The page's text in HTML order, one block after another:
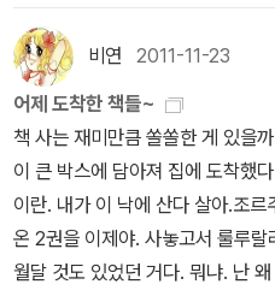
작을 벌써 90% 읽었다. 디버 작품
나.짓들은 안 했으면 하는 바람이다
하는 생각은 든다. 그리고 이 세상
남들이 모두 꺼려하고 두려워하는
떻게 봐야 할까. 라고 생각해 본다
현실과 다르다. 그냥 영화나 드라
현명하다. 사실 나도 그러고 있으
의 인간들에게도 동정이 가고, 때
인에게 어떠한 식으로든 피해를 주
피디하게 진행되는 맛이 일품입
고 할 수 있겠네요. 존 카첸바크
된 <어느 미친 사내의 고백><애
임에도 더 탄탄하고 세련된 맛이
사건에 대한 재판과 독일군과 미
다. 카첸바크를 싫어하는 사람도,
는 <하트의 전쟁>! 작년 상반
스릴러 <백설공주에게 죽음을>
망할지도 모릅니다. 강인한 남자
비연 2011-11-23
어제 도착한 책들~
책 사는 재미만큼 쏠쏠한 게 있을
이 큰 박스에 담아져 집에 도착했
이란. 내가 이 낙에 산다 살아.조
온 2권을 이제야. 사놓고서 룰루랄
월달 것도 있었던 거다. 뭐냐. 난